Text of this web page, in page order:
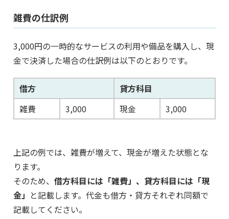
雑費の仕訳例
3,000円の一時的なサービスの利用や備品を購入し、現
金で決済した場合の仕訳例は以下のとおりです。
借方
貸方科目
雑費
3,000 現金 3,000
上記の例では、雑費が増えて、現金が増えた状態とな
ります。
そのため、 借方科目には「雑費」、貸方科目には「現
金」 と記載します。代金も借方・貸方それぞれ同額で
記載してください。